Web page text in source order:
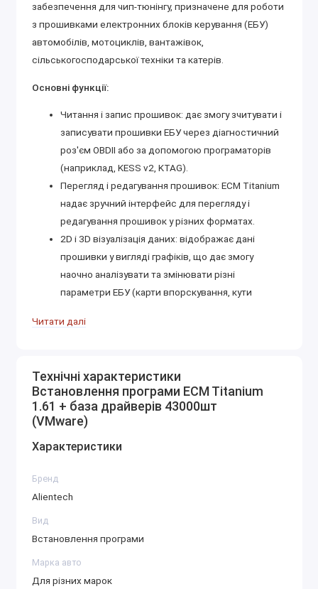
забезпечення для чип-тюнінгу, призначене для роботи
з прошивками електронних блоків керування (ЕБУ)
автомобілів, мотоциклів, вантажівок,
сільськогосподарської техніки та катерів.
Основні функції:
Читання і запис прошивок: дає змогу зчитувати і
записувати прошивки ЕБУ через діагностичний
роз'єм OBDII або за допомогою програматорів
(наприклад, KESS v2, KTAG).
Перегляд і редагування прошивок: ECM Titanium
надає зручний інтерфейс для перегляду і
редагування прошивок у різних форматах.
2D і 3D візуалізація даних: відображає дані
прошивки у вигляді графіків, що дає змогу
наочно аналізувати та змінювати різні
параметри ЕБУ (карти впорскування, кути
Автоматичний пошук карт: програма може
База даних драйверів: ECM Titanium
постачається з великою базою даних драйверів
(понад 43000), які забезпечують сумісність із
Підтримка Checksum: програма автоматично
Простота використання: програма має
Читати далі
Технічні характеристики
Встановлення програми ECM Titanium
1.61 + база драйверів 43000шт
(VMware)
Характеристики
Бренд
Alientech
Вид
Встановлення програми
Марка авто
Для різних марок